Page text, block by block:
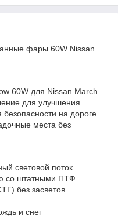
фары 60W Nissan
60W для Nissan March
для улучшения
на дороге.
места без
световой поток
со штатными ПТФ
без засветов
и снег